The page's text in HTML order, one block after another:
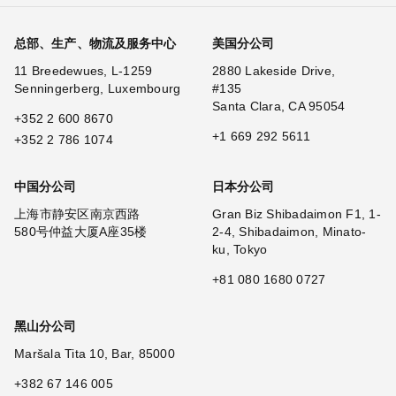
总部、生产、物流及服务中心
11 Breedewues, L-1259
Senningerberg, Luxembourg
+352 2 600 8670
+352 2 786 1074
美国分公司
2880 Lakeside Drive,
#135
Santa Clara, CA 95054
+1 669 292 5611
中国分公司
上海市静安区南京西路
580号仲益大厦A座35楼
日本分公司
Gran Biz Shibadaimon F1, 1-
2-4, Shibadaimon, Minato-
ku, Tokyo
+81 080 1680 0727
黑山分公司
Maršala Tita 10, Bar, 85000
+382 67 146 005